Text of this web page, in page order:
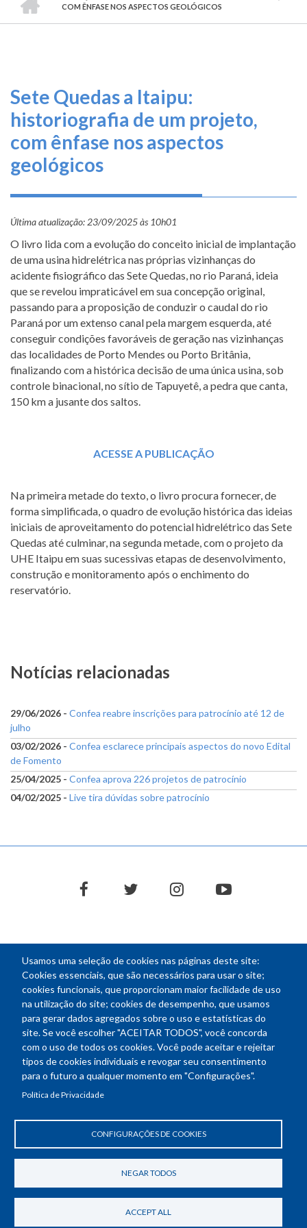
O
que
Informe-
se
Fale
Conosco
e
Prestação
de
Contas
TRILHA
DE
COM ÊNFASE NOS ASPECTOS GEOLÓGICOS
Usamos uma seleção de cookies nas páginas deste site:
Cookies essenciais, que são necessários para usar o site;
cookies funcionais, que proporcionam maior facilidade de uso
na utilização do site; cookies de desempenho, que usamos
para gerar dados agregados sobre o uso e estatísticas do
site. Se você escolher "ACEITAR TODOS", você concorda
com o uso de todos os cookies. Você pode aceitar e rejeitar
tipos de cookies individuais e revogar seu consentimento
para o futuro a qualquer momento em "Configurações".
Política de Privacidade
CONFIGURAÇÕES DE COOKIES
NEGAR TODOS
ACCEPT ALL
Sete Quedas a Itaipu:
historiografia de um projeto,
com ênfase nos aspectos
geológicos
Última atualização: 23/09/2025 às 10h01
O livro lida com a evolução do conceito inicial de implantação
de uma usina hidrelétrica nas próprias vizinhanças do
acidente fisiográfico das Sete Quedas, no rio Paraná, ideia
que se revelou impraticável em sua concepção original,
passando para a proposição de conduzir o caudal do rio
Paraná por um extenso canal pela margem esquerda, até
conseguir condições favoráveis de geração nas vizinhanças
das localidades de Porto Mendes ou Porto Britânia,
finalizando com a histórica decisão de uma única usina, sob
controle binacional, no sítio de Tapuyetê, a pedra que canta,
150 km a jusante dos saltos.
ACESSE A PUBLICAÇÃO
Na primeira metade do texto, o livro procura fornecer, de
forma simplificada, o quadro de evolução histórica das ideias
iniciais de aproveitamento do potencial hidrelétrico das Sete
Quedas até culminar, na segunda metade, com o projeto da
UHE Itaipu em suas sucessivas etapas de desenvolvimento,
construção e monitoramento após o enchimento do
reservatório.
Notícias relacionadas
29/06/2026 - Confea reabre inscrições para patrocínio até 12 de
julho
03/02/2026 - Confea esclarece principais aspectos do novo Edital
de Fomento
25/04/2025 - Confea aprova 226 projetos de patrocínio
04/02/2025 - Live tira dúvidas sobre patrocínio
facebooktwitter instagramyoutube
NEWSLETTER
Endereço: SEPN 508, Bloco A
70740-541 - Brasília-DF
Horário de funcionamento: das 8h30 às 18h30
Política de Privacidade
Revogar consentimento de cookies